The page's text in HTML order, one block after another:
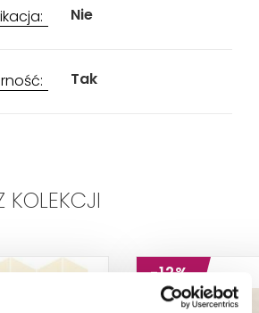
Nie
Tak
KOLEKCJI
-12%